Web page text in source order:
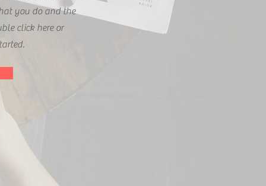
you do and the
click here or